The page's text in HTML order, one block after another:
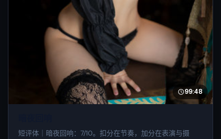
99:48
短评体｜暗夜回响：7/10。扣分在节奏，加分在表演与摄